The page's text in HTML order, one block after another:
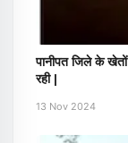
पानीपत जिले के
रही |
13 Nov 2024